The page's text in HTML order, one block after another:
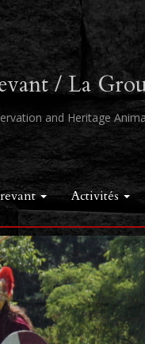
/ La
and Heritage
Activités